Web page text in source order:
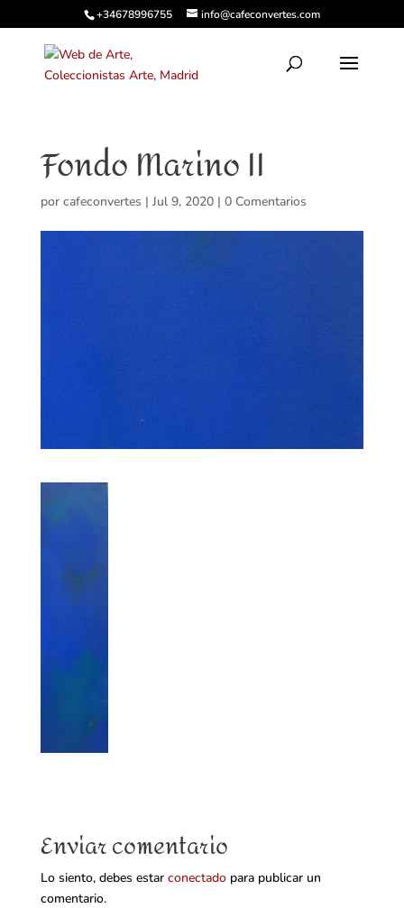
+34678996755 info@cafeconvertes.com
Fondo Marino II
por cafeconvertes | Jul 9, 2020| 0 Comentarios
Enviar comentario
Lo siento, debes estar conectadopara publicar un
comentario.